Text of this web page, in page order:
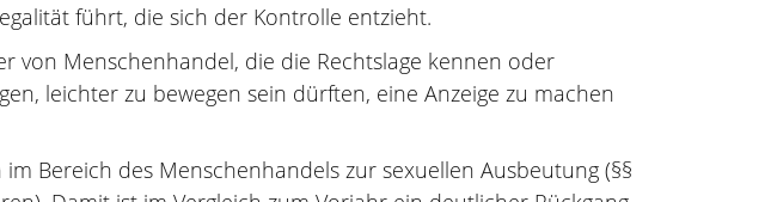
führt, die sich der Kontrolle entzieht.
von Menschenhandel, die die Rechtslage kennen oder
leichter zu bewegen sein dürften, eine Anzeige zu machen
Bereich des Menschenhandels zur sexuellen Ausbeutung (§§